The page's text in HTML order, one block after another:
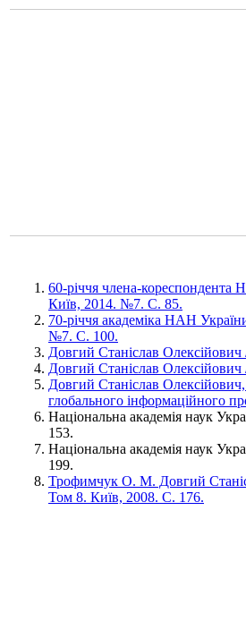
60-річчя члена-
Київ, 2014. №7. С. 85.
70-річчя академіка НАН
№7. С. 100.
Довгий Станіслав
Довгий Станіслав
Довгий Станіслав
глобального інформаційного
Національна академія наук
153.
Національна академія наук
199.
Трофимчук О. М. Довгий
Том 8. Київ, 2008. С. 176.